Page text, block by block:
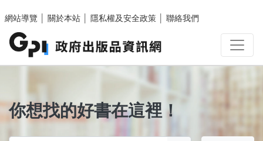
網站導覽
關於本站 隱私權及安全政策 聯絡我們
你想找的好書在這裡！